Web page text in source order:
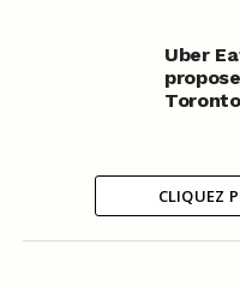
Uber
CLIQUEZ